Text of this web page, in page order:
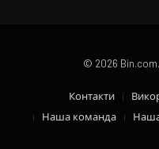
© 2026
Контакти
Наша команда
Наша